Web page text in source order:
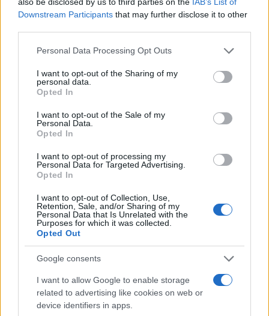
Downstream Participants that may further disclose it to other
Please note that this website/app uses one or more Google
not limited to your visit or usage behaviour. You may click to
grant or deny consent to Google and its third-party tags to
use your data for below specified purposes in below Google
consent section.
Personal Data Processing Opt Outs
I want to opt-out of the Sharing of my
personal data.
Opted In
I want to opt-out of the Sale of my
Personal Data.
Opted In
I want to opt-out of processing my
Personal Data for Targeted Advertising.
Opted In
I want to opt-out of Collection, Use,
Retention, Sale, and/or Sharing of my
Personal Data that Is Unrelated with the
Purposes for which it was collected.
Opted Out
Google consents
I want to allow Google to enable storage
related to advertising like cookies on web or
device identifiers in apps.
localidad indígena. El sistema de ingeniería
agrícola representado aquí fue construido hace
2000 años y transmitido de generación en
generación.
Aunque los serenos e impresionantes llanos
bastarían para hacer de este lugar una visita
obligada, los espectaculares guardianes del
merezca aún más la pena. Las antiguas y toscas
esculturas recuerdan a los tikis, y se cree que
protegen los cultivos de cualquier daño.
Aunque el turismo ha acercado al mundo
occidental a un modo de vida ancestral y ha
creado un gran mercado turístico aquí, hay
oportunidades para visitar pueblos menos
turísticos cuyos cultivos de arroz siguen siendo
el principal sustento de su economía para